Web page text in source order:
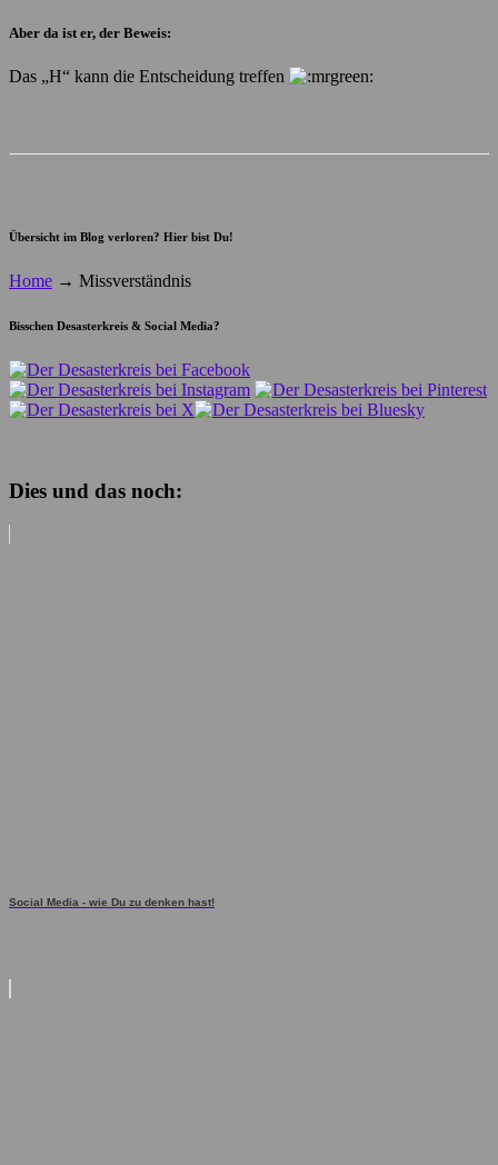
Aber da ist er, der Beweis:
Das „H“ kann die Entscheidung treffen
Übersicht im Blog verloren? Hier bist Du!
Home → Missverständnis
Bisschen Desasterkreis & Social Media?
Dies und das noch:
Social Media - wie Du zu denken hast!